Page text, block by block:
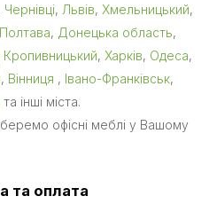
Чернівці, Львів, Хмельницький,
Полтава, Донецька область,
Кропивницький, Харків, Одеса,
, Вінниця , Івано-Франківськ,
та інші міста.
офісні меблі у Вашому
та оплата